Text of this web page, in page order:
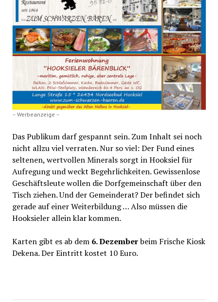
– Werbeanzeige –
Das Publikum darf gespannt sein. Zum Inhalt sei noch
nicht allzu viel verraten. Nur so viel: Der Fund eines
seltenen, wertvollen Minerals sorgt in Hooksiel für
Aufregung und weckt Begehrlichkeiten. Gewissenlose
Geschäftsleute wollen die Dorfgemeinschaft über den
Tisch ziehen. Und der Gemeinderat? Der befindet sich
gerade auf einer Weiterbildung … Also müssen die
Hooksieler allein klar kommen.
Karten gibt es ab dem 6. Dezemberbeim Frische Kiosk
Dekena. Der Eintritt kostet 10 Euro.